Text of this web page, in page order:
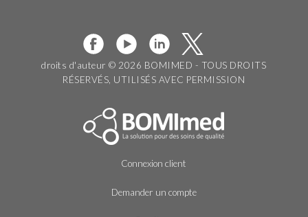
droits d'auteur © 2026 BOMIMED - TOUS DROITS
RÉSERVÉS, UTILISÉS AVEC PERMISSION
Connexion client
Demander un compte